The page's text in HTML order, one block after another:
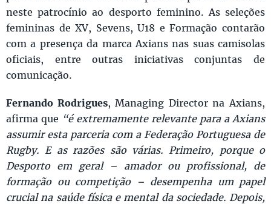
neste patrocínio ao desporto feminino. As seleções
femininas de XV, Sevens, U18 e Formação contarão
com a presença da marca Axians nas suas camisolas
oficiais, entre outras iniciativas conjuntas de
comunicação.
Fernando Rodrigues, Managing Director na Axians,
afirma que “é extremamente relevante para a Axians
assumir esta parceria com a Federação Portuguesa de
Rugby. E as razões são várias. Primeiro, porque o
Desporto em geral – amador ou profissional, de
formação ou competição – desempenha um papel
crucial na saúde física e mental da sociedade. Depois,